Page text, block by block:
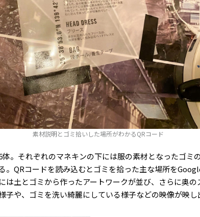
素材説明とゴミ拾いした場所がわかるQRコード
。それぞれのマネキンの下には服の素材となったゴミ
。QRコードを読み込むとゴミを拾った主な場所を
は土とゴミから作ったアートワークが並び、さらに奥の
子や、ゴミを洗い綺麗にしている様子などの映像が映し